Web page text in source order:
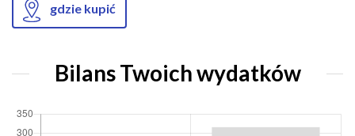
gdzie kupić
Bilans Twoich wydatków